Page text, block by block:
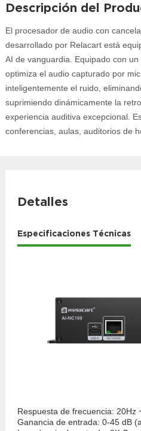
Descripción del
El procesador de audio con
desarrollado por Relacart está
AI de vanguardia. Equipado con
optimiza el audio capturado por
inteligentemente el ruido,
suprimiendo dinámicamente la
experiencia auditiva excepcional.
conferencias, aulas, auditorios de
Detalles
Especificaciones Técnicas
Respuesta de frecuencia: 20Hz
Ganancia de entrada: 0-45 dB